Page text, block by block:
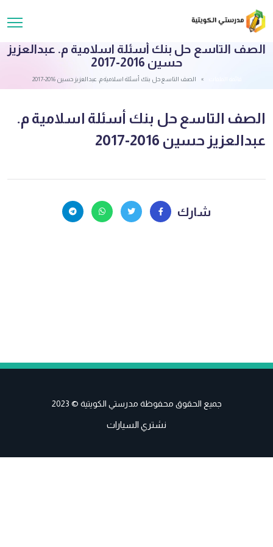
الصف التاسع حل بنك أسئلة اسلامية م. عبدالعزيز
حسين 2016-2017
الصف التاسع حل بنك أسئلة اسلامية م. عبدالعزيز حسين 2016-2017
الصف التاسع حل بنك أسئلة اسلامية م.
عبدالعزيز حسين 2016-2017
شارك
جميع الحقوق محفوظة مدرستي الكويتية © 2023
نشتري السيارات